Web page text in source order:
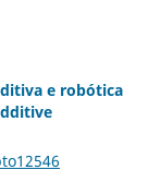
e robótica